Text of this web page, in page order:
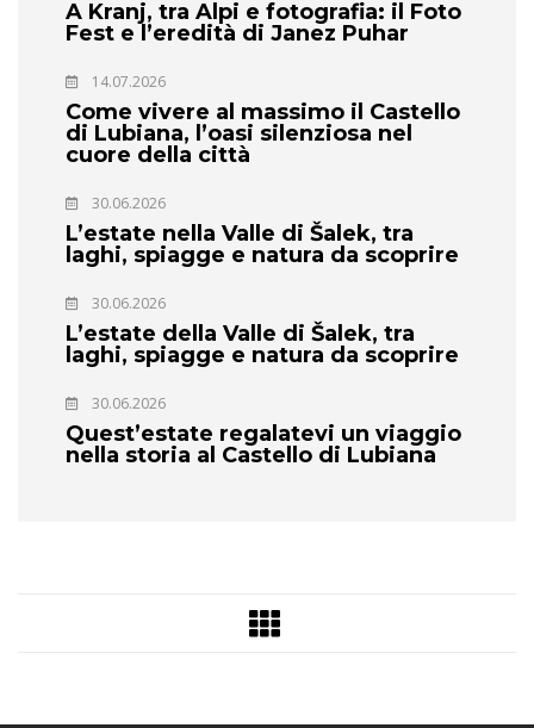
A Kranj, tra Alpi e fotografia: il Foto
Fest e l’eredità di Janez Puhar
14.07.2026
Come vivere al massimo il Castello
di Lubiana, l’oasi silenziosa nel
cuore della città
30.06.2026
L’estate nella Valle di Šalek, tra
laghi, spiagge e natura da scoprire
30.06.2026
L’estate della Valle di Šalek, tra
laghi, spiagge e natura da scoprire
30.06.2026
Quest’estate regalatevi un viaggio
nella storia al Castello di Lubiana